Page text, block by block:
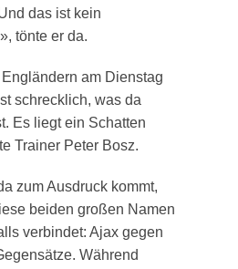
das ist kein
tönte er da.
am Dienstag
schrecklich, was da
Es liegt ein Schatten
Trainer Peter Bosz.
zum Ausdruck kommt,
beiden großen Namen
verbindet: Ajax gegen
Während